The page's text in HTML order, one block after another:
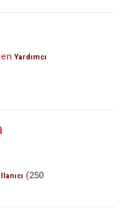
Yardımcı
(250